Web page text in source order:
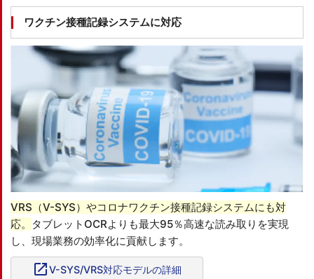
ワクチン接種記録システムに対応
VRS（V-SYS）やコロナワクチン接種記録システムにも対
応。
タブレットOCRよりも最大95％高速な読み取りを実現
し、現場業務の効率化に貢献します。
open_in_newV-SYS/VRS対応モデルの詳細